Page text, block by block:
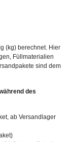
(kg) berechnet. Hier
Füllmaterialien
sind dem
des
ab Versandlager